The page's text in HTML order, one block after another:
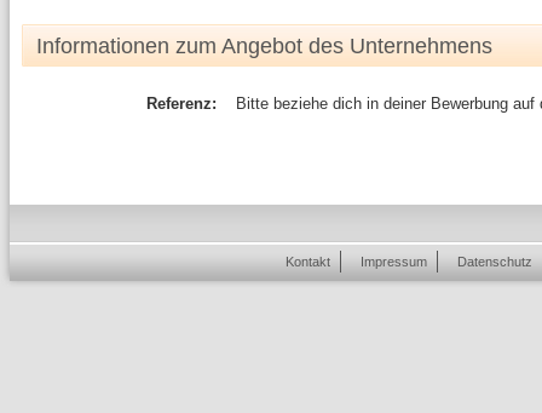
Informationen zum Angebot des Unternehmens
Referenz: Bitte beziehe dich in deiner Bewerbung auf
Kontakt Impressum Datenschutz